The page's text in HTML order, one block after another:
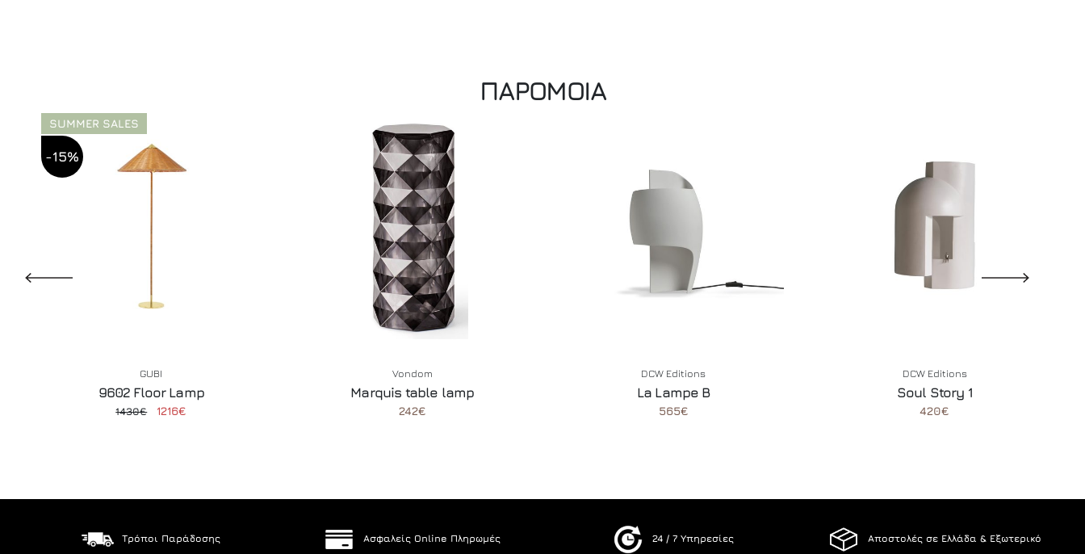
ΠΑΡΟΜΟΙΑ
SUMMER SALES
-15%
GUBI
9602 Floor Lamp
1430€ 1216€
Vondom
Marquis table lamp
242€
DCW Editions
La Lampe B
565€
DCW Editions
Soul Story 1
420€
Τρόποι Παράδοσης Ασφαλείς Online Πληρωμές 24 / 7 Υπηρεσίες Αποστολές σε Ελλάδα & Εξωτερικό